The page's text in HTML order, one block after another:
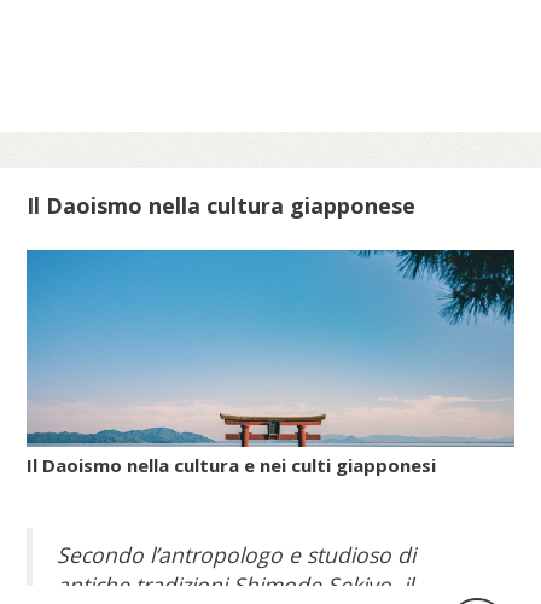
Il Daoismo nella cultura giapponese
Il Daoismo nella cultura e nei culti giapponesi
Secondo l’antropologo e studioso di
antiche tradizioni Shimode Sekiyo, il